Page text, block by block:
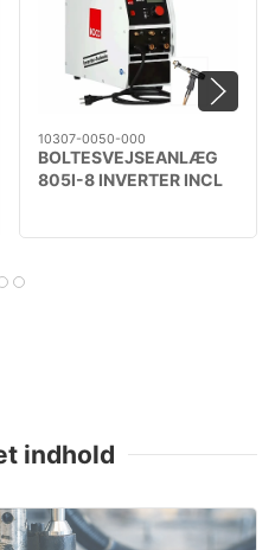
10307-0050-000
BOLTESVEJSEANLÆG
805I-8 INVERTER INCL
indhold